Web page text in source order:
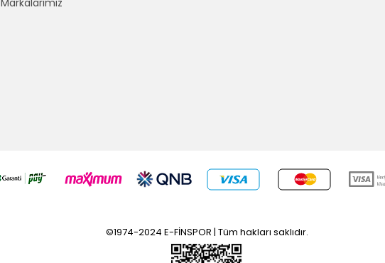
©1974-2024 E-FİNSPOR | Tüm hakları saklıdır.